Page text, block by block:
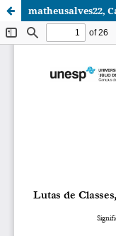
matheusalves22,